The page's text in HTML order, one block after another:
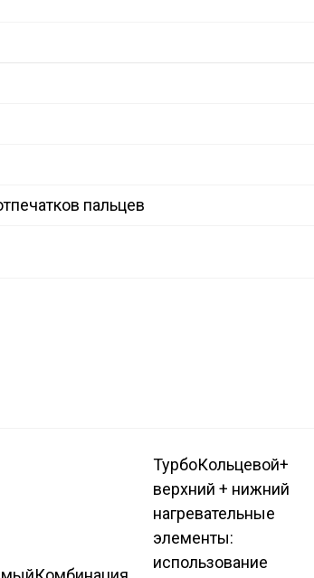
пальцев
ТурбоКольцевой+
верхний + нижний
нагревательные
элементы:
использование